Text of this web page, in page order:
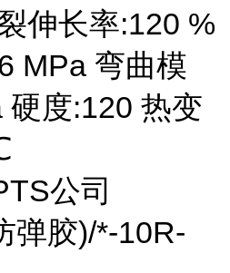
伸长率:120 %
MPa 弯曲模
度:120 热变
公司
弹胶)/*-10R-